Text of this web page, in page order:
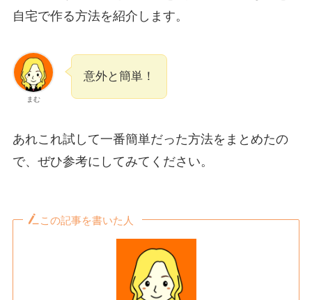
自宅で作る方法を紹介します。
まむ
意外と簡単！
あれこれ試して一番簡単だった方法をまとめたの
で、ぜひ参考にしてみてください。
この記事を書いた人